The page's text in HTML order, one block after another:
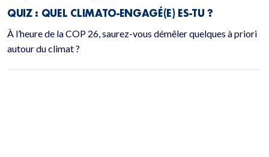
QUIZ : QUEL CLIMATO-ENGAGÉ(E) ES-TU ?
À l’heure de la COP 26, saurez-vous démêler quelques à priori
autour du climat ?